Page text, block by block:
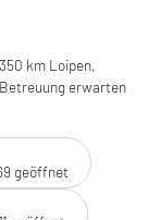
km Loipen,
erwarten
geöffnet